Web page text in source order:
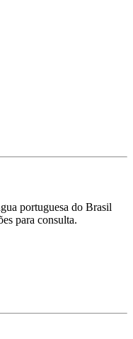
portuguesa do Brasil
para consulta.